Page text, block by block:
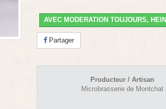
AVEC MODERATION TOUJOURS,
Partager
Producteur / Artisan
Microbrasserie de Montchat